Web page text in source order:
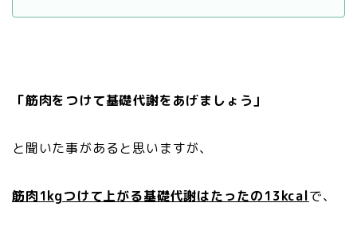
「筋肉をつけて基礎代謝をあげましょう」
と聞いた事があると思いますが、
筋肉1kgつけて上がる基礎代謝はたったの13kcalで、